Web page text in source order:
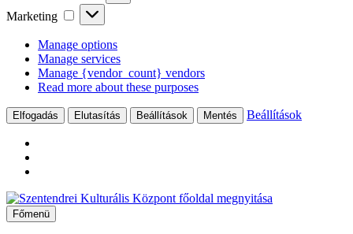
célú
Marketing
Marketing
Manage options
Manage services
Manage {vendor_count} vendors
Read more about these purposes
Elfogadás Elutasítás Beállítások Mentés Beállítások
Ugrás
a
tartalomhoz
Főmenü